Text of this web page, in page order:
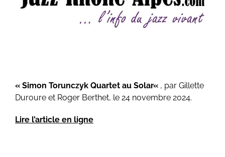
« Simon Torunczyk Quartet au Solar« , par Gillette
Duroure et Roger Berthet, le 24 novembre 2024.
Lire l’article en ligne